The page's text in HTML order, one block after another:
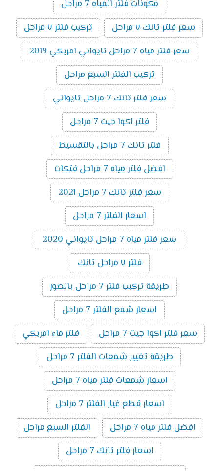
مكونات فلتر المياه 7 مراحل
سعر فلتر تانك ٧ مراحل
تركيب فلتر ٧ مراحل
سعر فلتر مياه 7 مراحل تايواني امريكي 2019
تركيب الفلتر السبع مراحل
سعر فلتر تانك 7 مراحل تايواني
فلتر اكوا جيت 7 مراحل
فلتر تانك 7 مراحل بالتقسيط
افضل فلتر مياه 7 مراحل فتكات
سعر فلتر تانك 7 مراحل 2021
اسعار الفلتر 7 مراحل
سعر فلتر مياه 7 مراحل تايواني 2020
فلتر ٧ مراحل تانك
طريقة تركيب فلتر 7 مراحل بالصور
اسعار شمع الفلتر 7 مراحل
سعر فلتر اكوا جيت 7 مراحل
فلتر ماء امريكي
طريقة تغيير شمعات الفلتر 7 مراحل
اسعار شمعات فلتر مياه 7 مراحل
اسعار قطع غيار الفلتر 7 مراحل
افضل فلتر مياه 7 مراحل
الفلتر السبع مراحل
اسعار فلتر تانك 7 مراحل